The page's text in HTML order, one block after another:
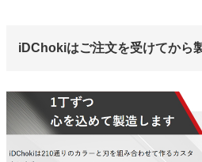
iDChokiはご注文を受けてから